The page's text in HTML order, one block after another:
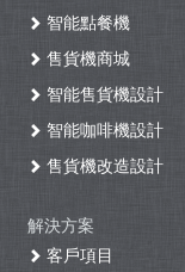
智能點餐機
售貨機商城
智能售貨機設計
智能咖啡機設計
售貨機改造設計
解決方案
客戶項目